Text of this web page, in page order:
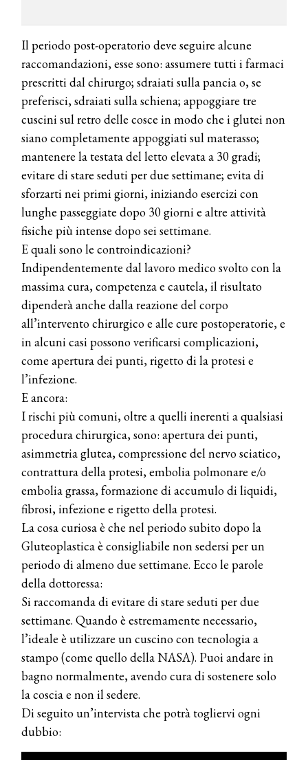
Il periodo post-operatorio deve seguire alcune
raccomandazioni, esse sono: assumere tutti i farmaci
prescritti dal chirurgo; sdraiati sulla pancia o, se
preferisci, sdraiati sulla schiena; appoggiare tre
cuscini sul retro delle cosce in modo che i glutei non
siano completamente appoggiati sul materasso;
mantenere la testata del letto elevata a 30 gradi;
evitare di stare seduti per due settimane; evita di
sforzarti nei primi giorni, iniziando esercizi con
lunghe passeggiate dopo 30 giorni e altre attività
fisiche più intense dopo sei settimane.
E quali sono le controindicazioni?
Indipendentemente dal lavoro medico svolto con la
massima cura, competenza e cautela, il risultato
dipenderà anche dalla reazione del corpo
all’intervento chirurgico e alle cure postoperatorie, e
in alcuni casi possono verificarsi complicazioni,
come apertura dei punti, rigetto di la protesi e
l’infezione.
E ancora:
I rischi più comuni, oltre a quelli inerenti a qualsiasi
procedura chirurgica, sono: apertura dei punti,
asimmetria glutea, compressione del nervo sciatico,
contrattura della protesi, embolia polmonare e/o
embolia grassa, formazione di accumulo di liquidi,
fibrosi, infezione e rigetto della protesi.
La cosa curiosa è che nel periodo subito dopo la
Gluteoplastica è consigliabile non sedersi per un
periodo di almeno due settimane. Ecco le parole
della dottoressa:
Si raccomanda di evitare di stare seduti per due
settimane. Quando è estremamente necessario,
l’ideale è utilizzare un cuscino con tecnologia a
stampo (come quello della NASA). Puoi andare in
bagno normalmente, avendo cura di sostenere solo
la coscia e non il sedere.
Di seguito un’intervista che potrà togliervi ogni
dubbio:
COSMOPROF WORLDWIDE BOLOGNA
Cosmprof Worldwide Bologna
presenta THE BEAUTY &
WELLNESS CONGRESS 2022: I
TEMI
DYSON
Dyson presenta la nuova collezione
pervinca e rosé per Natale
COTRIL
Continua la carrellata di look firmati